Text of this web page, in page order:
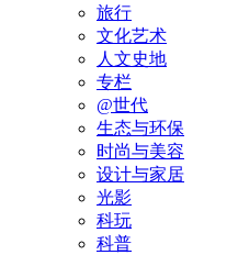
旅行
文化艺术
人文史地
专栏
@世代
生态与环保
时尚与美容
设计与家居
光影
科玩
科普